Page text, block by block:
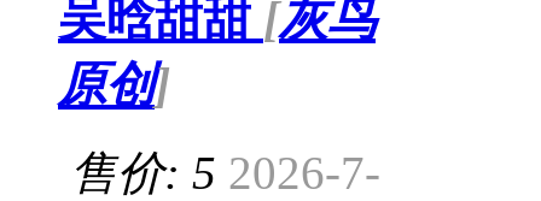
吴晗甜甜 [灰鸟
原创]
售价: 5 2026-7-